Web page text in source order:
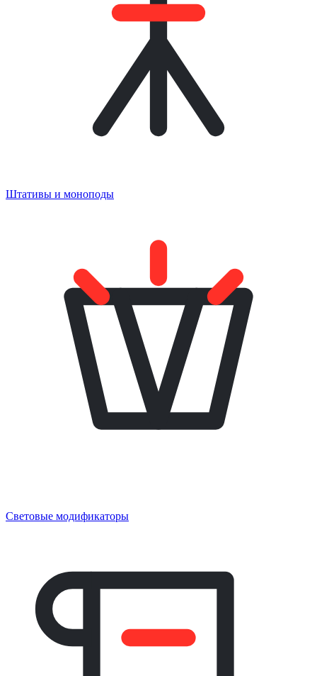
Штативы и моноподы
Световые модификаторы